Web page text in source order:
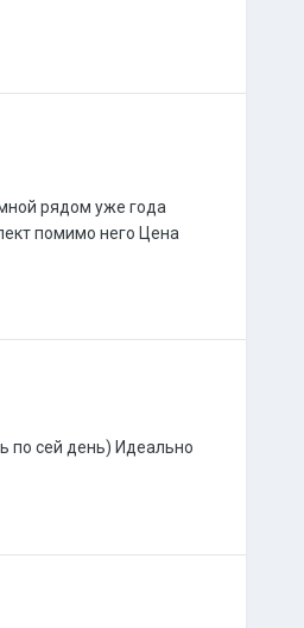
рядом уже года
помимо него Цена
по сей день) Идеально